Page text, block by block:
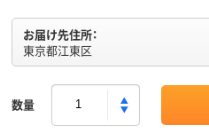
お届け先住所：
東京都江東区
数量